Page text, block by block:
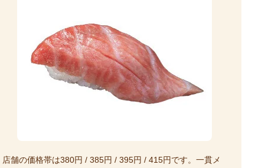
店舗の価格帯は380円 / 385円 / 395円 / 415円です。一貫メ